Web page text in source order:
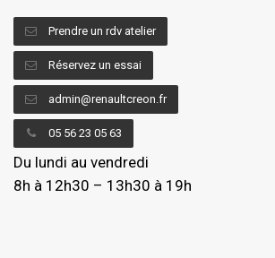
Prendre un rdv atelier
Réservez un essai
admin@renaultcreon.fr
05 56 23 05 63
Du lundi au vendredi
8h à 12h30 – 13h30 à 19h